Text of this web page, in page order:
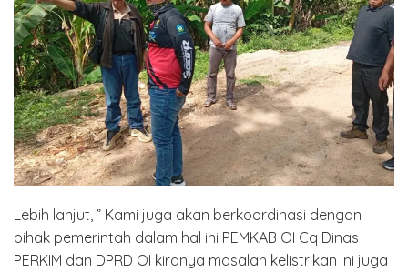
Lebih lanjut, ” Kami juga akan berkoordinasi dengan
pihak pemerintah dalam hal ini PEMKAB OI Cq Dinas
PERKIM dan DPRD OI kiranya masalah kelistrikan ini juga